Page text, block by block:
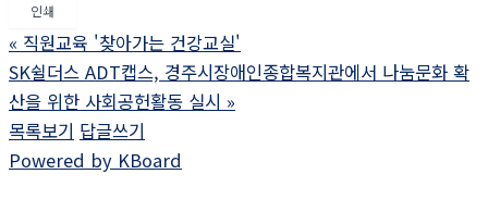
인쇄
« 직원교육 '찾아가는 건강교실'
SK쉴더스 ADT캡스, 경주시장애인종합복지관에서 나눔문화 확
산을 위한 사회공헌활동 실시 »
목록보기 답글쓰기
Powered by KBoard